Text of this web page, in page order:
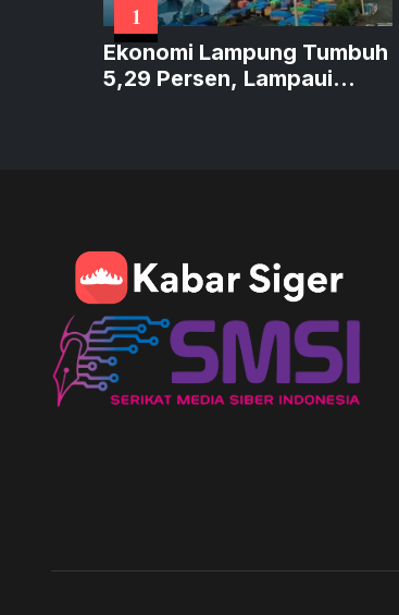
1
Ekonomi Lampung Tumbuh
5,29 Persen, Lampaui